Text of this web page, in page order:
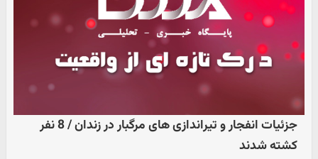
جزئیات انفجار و تیراندازی های مرگبار در زندان / 8 نفر
کشته شدند